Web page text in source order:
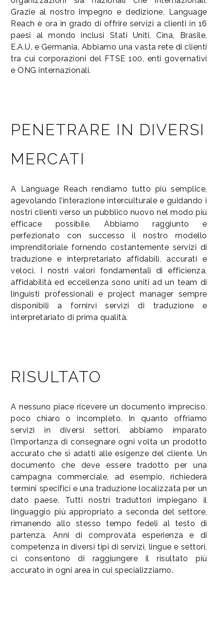
Grazie al nostro impegno e dedizione, Language
Reach è ora in grado di offrire servizi a clienti in 16
paesi al mondo inclusi Stati Uniti, Cina, Brasile,
E.A.U. e Germania. Abbiamo una vasta rete di clienti
tra cui corporazioni del FTSE 100, enti governativi
e ONG internazionali.
PENETRARE IN DIVERSI
MERCATI
A Language Reach rendiamo tutto più semplice,
agevolando l’interazione interculturale e guidando i
nostri clienti verso un pubblico nuovo nel modo più
efficace possibile. Abbiamo raggiunto e
perfezionato con successo il nostro modello
imprenditoriale fornendo costantemente servizi di
traduzione e interpretariato affidabili, accurati e
veloci. I nostri valori fondamentali di efficienza,
affidabilità ed eccellenza sono uniti ad un team di
linguisti professionali e project manager sempre
disponibili a fornirvi servizi di traduzione e
interpretariato di prima qualità.
RISULTATO
A nessuno piace ricevere un documento impreciso,
poco chiaro o incompleto. In quanto offriamo
servizi in diversi settori, abbiamo imparato
l’importanza di consegnare ogni volta un prodotto
accurato che si adatti alle esigenze del cliente. Un
documento che deve essere tradotto per una
campagna commerciale, ad esempio, richiederà
termini specifici e una traduzione localizzata per un
dato paese. Tutti nostri traduttori impiegano il
linguaggio più appropriato a seconda del settore,
rimanendo allo stesso tempo fedeli al testo di
partenza. Anni di comprovata esperienza e di
competenza in diversi tipi di servizi, lingue e settori,
ci consentono di raggiungere il risultato più
accurato in ogni area in cui specializziamo.